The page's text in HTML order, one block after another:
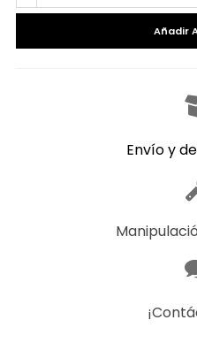
Añadir
Envío y